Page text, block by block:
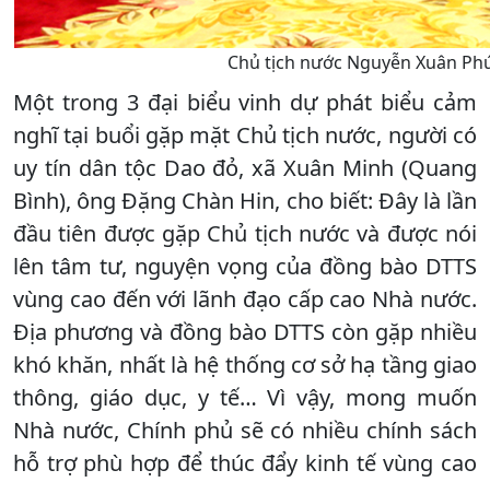
Chủ tịch nước Nguyễn Xuân
Một trong 3 đại biểu vinh dự phát biểu cảm
nghĩ tại buổi gặp mặt Chủ tịch nước, người có
uy tín dân tộc Dao đỏ, xã Xuân Minh (Quang
Bình), ông Đặng Chàn Hin, cho biết: Đây là lần
đầu tiên được gặp Chủ tịch nước và được nói
lên tâm tư, nguyện vọng của đồng bào DTTS
vùng cao đến với lãnh đạo cấp cao Nhà nước.
Địa phương và đồng bào DTTS còn gặp nhiều
khó khăn, nhất là hệ thống cơ sở hạ tầng giao
thông, giáo dục, y tế… Vì vậy, mong muốn
Nhà nước, Chính phủ sẽ có nhiều chính sách
hỗ trợ phù hợp để thúc đẩy kinh tế vùng cao